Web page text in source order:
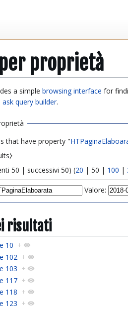
proprietà
a simple browsing interface for
ask query builder.
that have property "
50 | successivi 50) (20 | 50 | 100 |
Valore:
risultati
10 +
102 +
103 +
117 +
118 +
123 +